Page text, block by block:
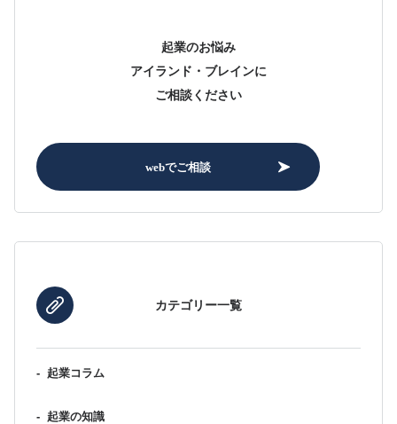
起業のお悩み
アイランド・ブレインに
ご相談ください
webでご相談
カテゴリー一覧
- 起業コラム
- 起業の知識